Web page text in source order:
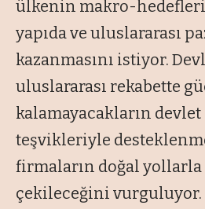
ülkenin makro-
yapıda ve uluslararası
kazanmasını istiyor.
uluslararası rekabette
kalamayacakların devlet
teşvikleriyle
firmaların doğal
çekileceğini vurguluyor.